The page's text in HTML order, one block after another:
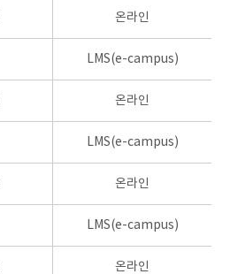
온라인
LMS(e-campus)
온라인
LMS(e-campus)
온라인
LMS(e-campus)
온라인